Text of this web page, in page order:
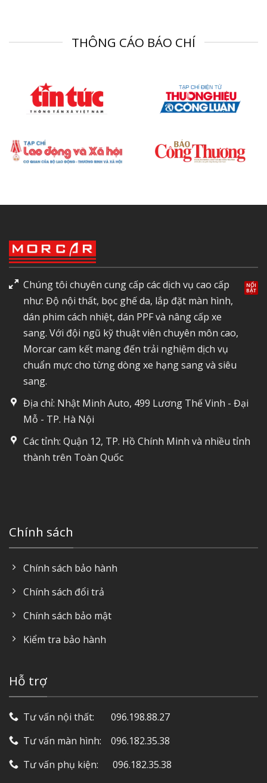
THÔNG CÁO BÁO CHÍ
Chúng tôi chuyên cung cấp các dịch vụ cao cấp
như: Độ nội thất, bọc ghế da, lắp đặt màn hình,
dán phim cách nhiệt, dán PPF và nâng cấp xe
sang. Với đội ngũ kỹ thuật viên chuyên môn cao,
Morcar cam kết mang đến trải nghiệm dịch vụ
chuẩn mực cho từng dòng xe hạng sang và siêu
sang.
Địa chỉ: Nhật Minh Auto, 499 Lương Thế Vinh - Đại
Mỗ - TP. Hà Nội
Các tỉnh: Quận 12, TP. Hồ Chính Minh và nhiều tỉnh
thành trên Toàn Quốc
Chính sách
Chính sách bảo hành
Chính sách đổi trả
Chính sách bảo mật
Kiểm tra bảo hành
Hỗ trợ
Tư vấn nội thất: ‎ ‎ ‎ ‎ ‎ ‎ 096.198.88.27
Tư vấn màn hình: ‎ ‎ ‎ 096.182.35.38
Tư vấn phụ kiện: ‎ ‎ ‎ ‎‎ ‎ 096.182.35.38